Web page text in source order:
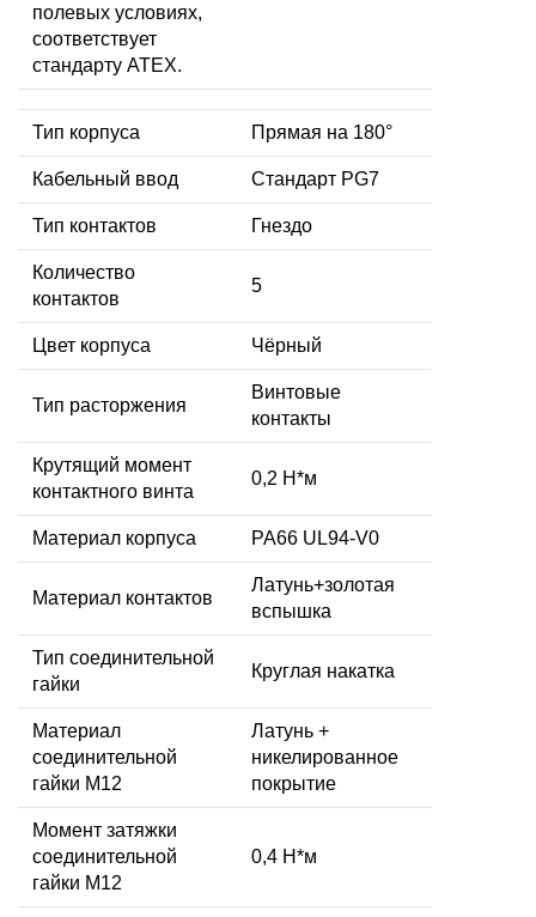
полевых условиях,
соответствует
стандарту ATEX.
Тип корпуса Прямая на 180°
Кабельный ввод Стандарт PG7
Тип контактов Гнездо
Количество
контактов
5
Цвет корпуса Чёрный
Тип расторжения
Винтовые
контакты
Крутящий момент
контактного винта
0,2 Н*м
Материал корпуса PA66 UL94-V0
Материал контактов
Латунь+золотая
вспышка
Тип соединительной
гайки
Круглая накатка
Материал
соединительной
гайки M12
Латунь +
никелированное
покрытие
Момент затяжки
соединительной
гайки M12
0,4 Н*м